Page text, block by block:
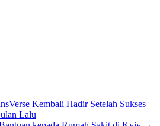
Kembali Hadir Setelah Sukses
Lalu